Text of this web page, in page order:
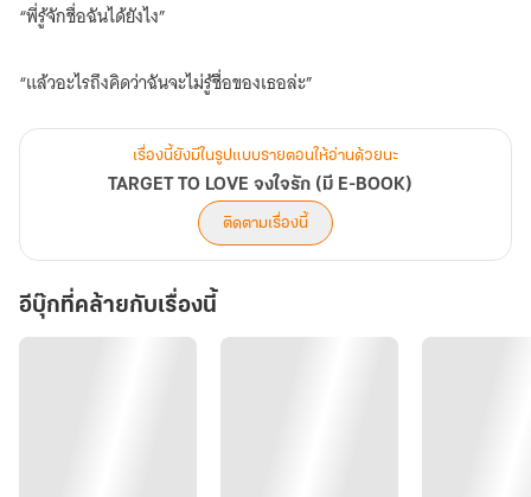
“พี่รู้จักชื่อฉันได้ยังไง”
“แล้วอะไรถึงคิดว่าฉันจะไม่รู้ชื่อของเธอล่ะ”
เรื่องนี้ยังมีในรูปแบบรายตอนให้อ่านด้วยนะ
TARGET TO LOVE จงใจรัก (มี E-BOOK)
ติดตามเรื่องนี้
อีบุ๊กที่คล้ายกับเรื่องนี้